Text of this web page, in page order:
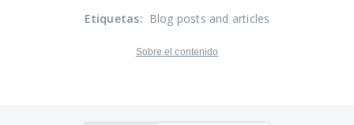
Etiquetas: Blog posts and articles
Sobre el contenido